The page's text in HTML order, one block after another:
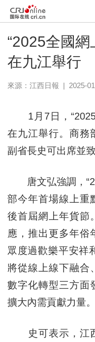
“2025全國
在九江舉行
來源： 江西日報 | 2025-
1月7日，“2025
在九江舉行。商務
副省長史可出席並致
唐文弘強調，
部今年首場線上重
後首屆網上年貨節
應，推出更多年俗
眾度過歡樂平安祥
將從線上線下融合
數字化轉型三方面
擴大內需貢獻力量。
史可表示，江西